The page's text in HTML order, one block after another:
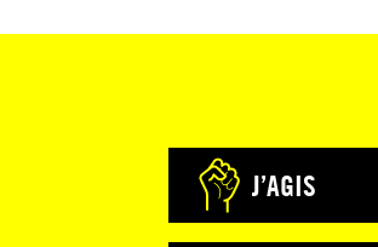
J’AGIS